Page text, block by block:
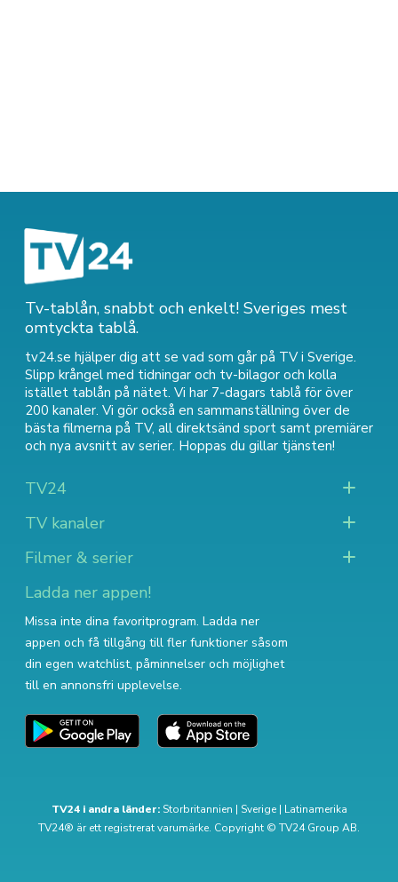
Tv-tablån, snabbt och enkelt! Sveriges mest
omtyckta tablå.
tv24.se hjälper dig att se vad som går på TV i Sverige.
Slipp krångel med tidningar och tv-bilagor och kolla
istället tablån på nätet. Vi har 7-dagars tablå för över
200 kanaler. Vi gör också en sammanställning över de
bästa filmerna på TV, all direktsänd sport samt premiärer
och nya avsnitt av serier. Hoppas du gillar tjänsten!
TV24
TV kanaler
Filmer & serier
Ladda ner appen!
Missa inte dina favoritprogram. Ladda ner
appen och få tillgång till fler funktioner såsom
din egen watchlist, påminnelser och möjlighet
till en annonsfri upplevelse.
TV24 i andra länder: Storbritannien | Sverige| Latinamerika
TV24® är ett registrerat varumärke. Copyright © TV24 Group AB.